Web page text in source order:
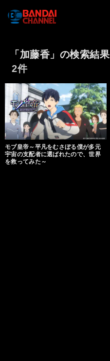
「加藤香」の検索結果
2件
モブ皇帝～平凡をむさぼる僕が多元
宇宙の支配者に選ばれたので、世界
を救ってみた～